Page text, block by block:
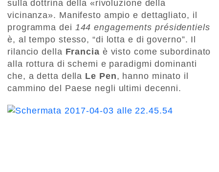
sulla dottrina della «rivoluzione della
vicinanza». Manifesto ampio e dettagliato, il
programma dei 144 engagements présidentiels
è, al tempo stesso, “di lotta e di governo”. Il
rilancio della Francia è visto come subordinato
alla rottura di schemi e paradigmi dominanti
che, a detta della Le Pen, hanno minato il
cammino del Paese negli ultimi decenni.